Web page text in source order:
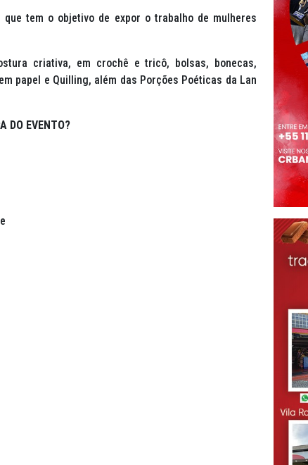
tem o objetivo de expor o trabalho de mulheres
criativa, em crochê e tricô, bolsas, bonecas,
papel e Quilling, além das Porções Poéticas da Lan
DO EVENTO?